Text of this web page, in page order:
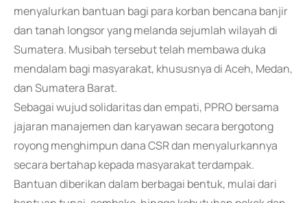
menyalurkan bantuan bagi para korban bencana banjir
dan tanah longsor yang melanda sejumlah wilayah di
Sumatera. Musibah tersebut telah membawa duka
mendalam bagi masyarakat, khususnya di Aceh, Medan,
dan Sumatera Barat.
Sebagai wujud solidaritas dan empati, PPRO bersama
jajaran manajemen dan karyawan secara bergotong
royong menghimpun dana CSR dan menyalurkannya
secara bertahap kepada masyarakat terdampak.
Bantuan diberikan dalam berbagai bentuk, mulai dari